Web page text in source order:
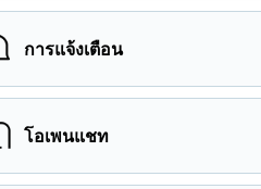
การแจ้งเตือน
โอเพนแชท